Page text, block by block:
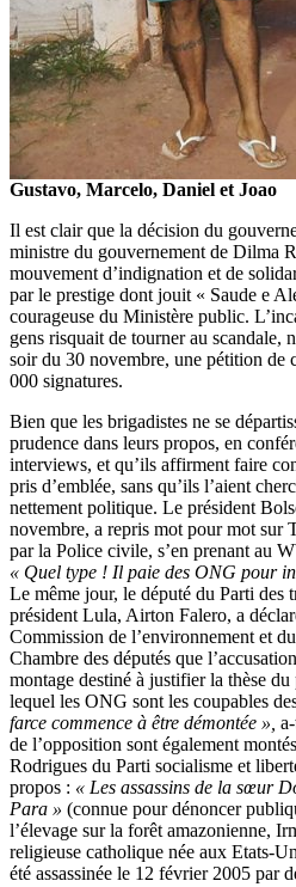
Gustavo, Marcelo, Daniel et Joao
Il est clair que la décision du
ministre du gouvernement de Dilma
mouvement d’indignation et de
par le prestige dont jouit « Saude e
courageuse du Ministère public.
gens risquait de tourner au scandale,
soir du 30 novembre, une pétition de
000 signatures.
Bien que les brigadistes ne se
prudence dans leurs propos, en
interviews, et qu’ils affirment faire
pris d’emblée, sans qu’ils l’aient
nettement politique. Le président
novembre, a repris mot pour mot sur
par la Police civile, s’en prenant au
« Quel type ! Il paie des ONG pour
Le même jour, le député du Parti des
président Lula, Airton Falero, a
Commission de l’environnement et
Chambre des députés que
montage destiné à justifier la thèse
lequel les ONG sont les coupables
farce commence à être démontée »,
de l’opposition sont également
Rodrigues du Parti socialisme et
propos : « Les assassins de la sœur
Para » (connue pour dénoncer
l’élevage sur la forêt amazonienne,
religieuse catholique née aux Etats-
été assassinée le 12 février 2005 par